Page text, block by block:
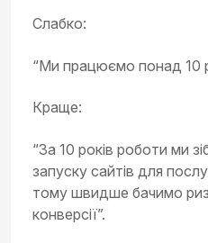
Слабко:
“Ми працюємо понад 10
Краще:
“За 10 років роботи ми
запуску сайтів для
тому швидше бачимо
конверсії”.